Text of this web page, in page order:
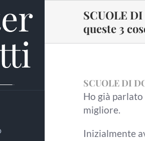
SCUOLE
queste 3
SCUOLE DI
Ho già
migliore.
Inizialmente